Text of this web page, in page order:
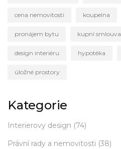
cena nemovitosti koupelna
pronájem bytu kupní smlouva
design interiéru hypotéka
úložné prostory
Kategorie
Interierovy design (74)
Právní rady a nemovitosti (38)